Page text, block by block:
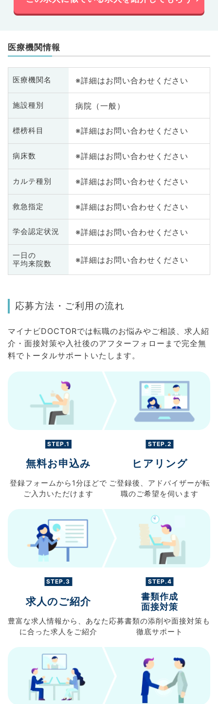
医療機関情報
医療機関名 ※詳細はお問い合わせください
施設種別 病院（一般）
標榜科目 ※詳細はお問い合わせください
病床数 ※詳細はお問い合わせください
カルテ種別 ※詳細はお問い合わせください
救急指定 ※詳細はお問い合わせください
学会認定状況 ※詳細はお問い合わせください
一日の
平均来院数
※詳細はお問い合わせください
応募方法・ご利用の流れ
マイナビDOCTORでは転職のお悩みやご相談、求人紹
介・面接対策や入社後のアフターフォローまで完全無
料でトータルサポートいたします。
STEP.1
無料お申込み
登録フォームから 1分ほどで
ご入力 いただけます
STEP.2
ヒアリング
ご登録後、 アドバイザーが転
職のご希望を伺います
STEP.3
求人のご紹介
豊富な求人情報から、 あなた
に合った求人を ご紹介
STEP.4
書類作成
面接対策
応募書類の添削や面接対策も
徹底サポート